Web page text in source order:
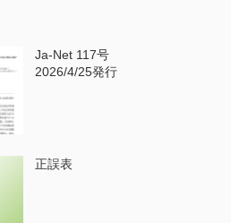
Ja-Net 117号
2026/4/25発行
正誤表